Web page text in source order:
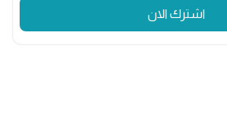
اشترك الان